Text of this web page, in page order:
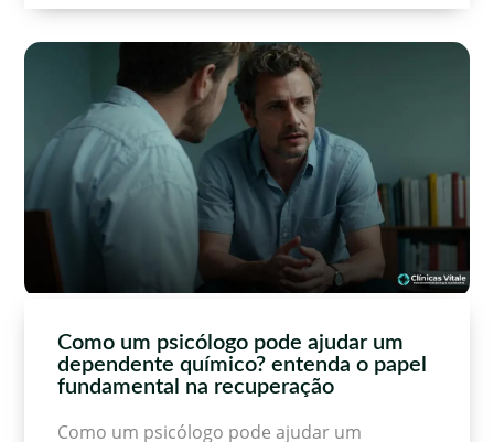
Como um psicólogo pode ajudar um
dependente químico? entenda o papel
fundamental na recuperação
Como um psicólogo pode ajudar um